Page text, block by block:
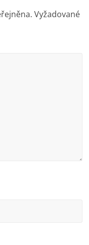
Vyžadované